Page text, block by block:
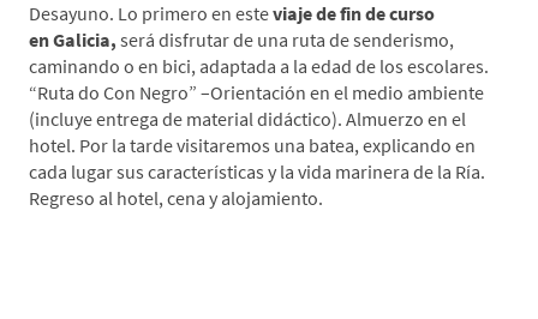
Desayuno. Lo primero en esteviaje de fin de curso
enGalicia, será disfrutar de una ruta de senderismo,
caminando o en bici, adaptada a la edad de los escolares.
“Ruta do Con Negro” –Orientación en el medio ambiente
(incluye entrega de material didáctico). Almuerzo en el
hotel. Por la tarde visitaremos una batea, explicando en
cada lugar sus características y la vida marinera de la Ría.
Regreso al hotel, cena y alojamiento.